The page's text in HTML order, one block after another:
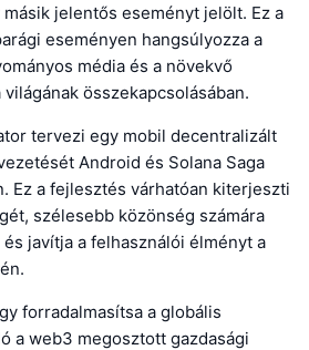
jelentős eseményt jelölt. Ez a
eseményen hangsúlyozza a
média és a növekvő
összekapcsolásában.
tervezi egy mobil decentralizált
Android és Solana Saga
Ez a fejlesztés várhatóan kiterjeszti
szélesebb közönség számára
javítja a felhasználói élményt a
forradalmasítsa a globális
a web3 megosztott gazdasági